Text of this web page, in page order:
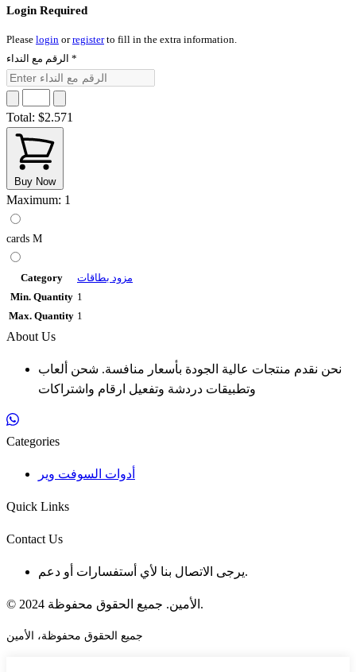
Login Required
Please login orregisterto fill in the extra information.
*
Total: $2.571
Buy Now
Maximum: 1
cards M
Category
مزود بطاقات
Min. Quantity 1
Max. Quantity 1
About Us
نحن نقدم منتجات عالية الجودة بأسعار منافسة. شحن ألعاب
وتطبيقات دردشة وتفعيل ارقام واشتراكات
Categories
أدوات السوفت وير
Quick Links
Contact Us
يرجى الاتصال بنا لأي أستفسارات أو دعم.
© 2024 الأمين. جميع الحقوق محفوظة.
جميع الحقوق محفوظة، الأمين